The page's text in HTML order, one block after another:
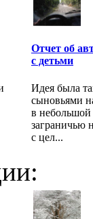
Отчет об
с детьми
Идея была
сыновьями
в
заграничью
с цел...